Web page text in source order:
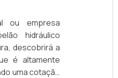
ou empresa
hidráulico
descobrirá a
é altamente
uma cotação